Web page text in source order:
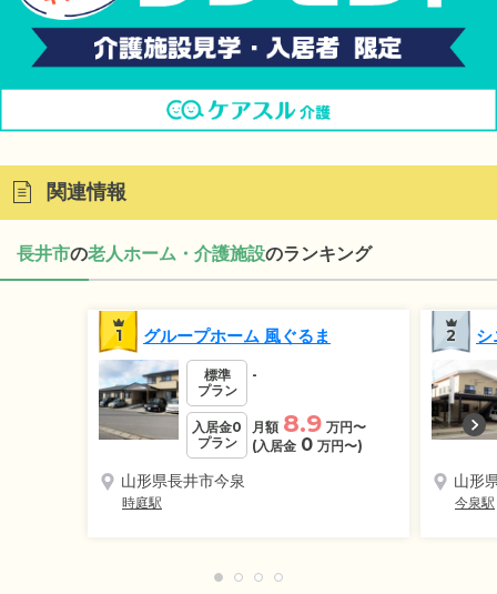
関連情報
長井市の老人ホーム・介護施設のランキング
1 グループホーム 風ぐるま
標準
プラン
-
入居金0
プラン
月額 8.9 万円〜
(入居金 0 万円〜)
山形県長井市今泉
時庭駅
2
山形
今泉駅